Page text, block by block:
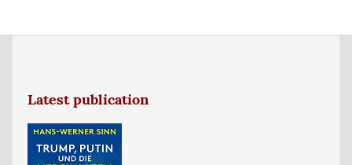
Latest publication